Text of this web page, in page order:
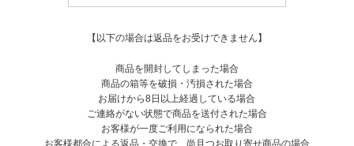
【以下の場合は返品をお受けできません】
商品を開封してしまった場合
商品の箱等を破損・汚損された場合
お届けから8日以上経過している場合
ご連絡がない状態で商品を送付された場合
お客様が一度ご利用になられた場合
お客様都合による返品・交換で、尚且つお取り寄せ商品の場合